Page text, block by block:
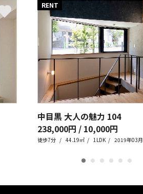
RENT
中目黒 大人の魅力 104
238,000円 / 10,000円
徒歩7分 44.19㎡ 1LDK 2019年03月